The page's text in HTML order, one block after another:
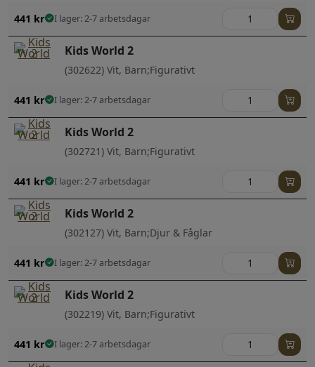
441 kr I lager: 2-7 arbetsdagar
Kids World 2
(302622) Vit, Barn;Figurativt
441 kr I lager: 2-7 arbetsdagar
Kids World 2
(302721) Vit, Barn;Figurativt
441 kr I lager: 2-7 arbetsdagar
Kids World 2
(302127) Vit, Barn;Djur & Fåglar
441 kr I lager: 2-7 arbetsdagar
Kids World 2
(302219) Vit, Barn;Figurativt
441 kr I lager: 2-7 arbetsdagar